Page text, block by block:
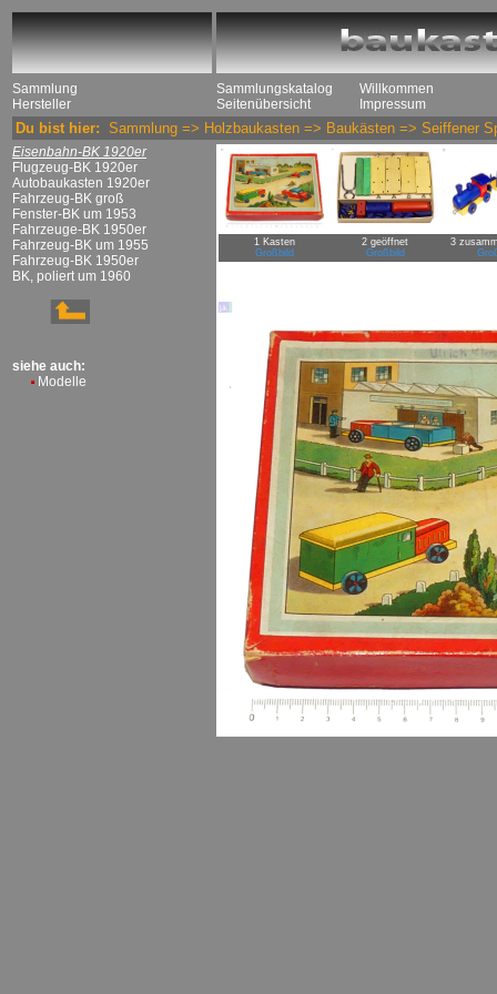
Sammlung
Hersteller
Sammlungskatalog
Seitenübersicht
Willkommen
Impressum
Du bist hier: Sammlung => Holzbaukasten => Baukästen => Seiffener
Eisenbahn-BK 1920er
Flugzeug-BK 1920er
Autobaukasten 1920er
Fahrzeug-BK groß
Fenster-BK um 1953
Fahrzeuge-BK 1950er
Fahrzeug-BK um 1955
Fahrzeug-BK 1950er
BK, poliert um 1960
siehe auch:
Modelle
1 Kasten
Großbild
2 geöffnet
Großbild
3